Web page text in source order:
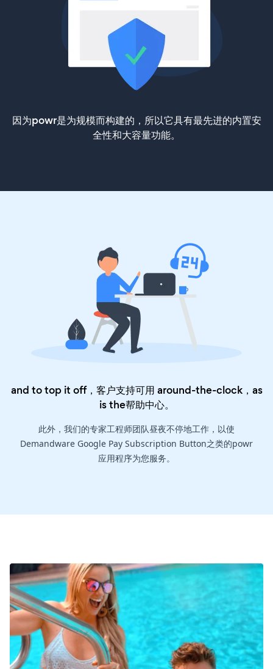
因为powr是为规模而构建的，所以它具有最先进的内置安
全性和大容量功能。
and to top it off，客户支持可用 around-the-clock，as
is the帮助中心。
此外，我们的专家工程师团队昼夜不停地工作，以使
Demandware Google Pay Subscription Button之类的powr
应用程序为您服务。